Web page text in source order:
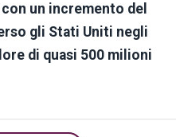
un incremento del
gli Stati Uniti negli
di quasi 500 milioni